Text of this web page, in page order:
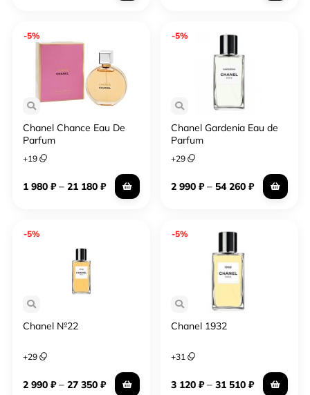
-5%
Chanel Chance Eau De
Parfum
+19
1 980 ₽– 21 180 ₽
-5%
Chanel Gardenia Eau de
Parfum
+29
2 990 ₽– 54 260 ₽
-5%
Chanel №22
+29
2 990 ₽– 27 350 ₽
-5%
Chanel 1932
+31
3 120 ₽– 31 510 ₽